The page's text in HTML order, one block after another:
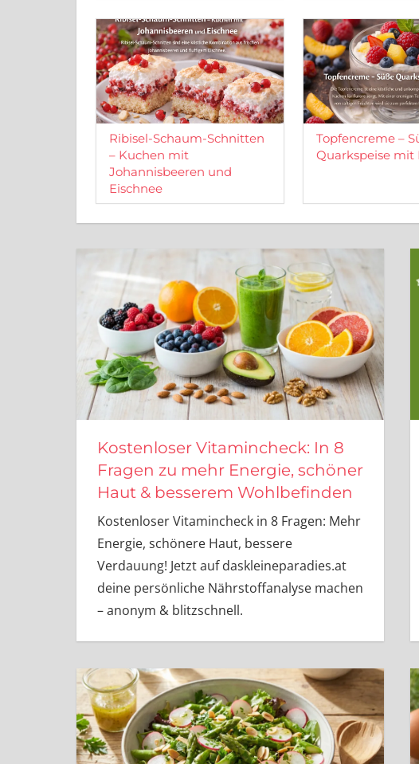
Ribisel-Schaum-Schnitten
– Kuchen mit
Johannisbeeren und
Eischnee
Topfencreme –
Quarkspeise mit
Kostenloser Vitamincheck: In 8
Fragen zu mehr Energie, schöner
Haut & besserem Wohlbefinden
Kostenloser Vitamincheck in 8 Fragen: Mehr
Energie, schönere Haut, bessere
Verdauung! Jetzt auf daskleineparadies.at
deine persönliche Nährstoffanalyse machen
– anonym & blitzschnell.